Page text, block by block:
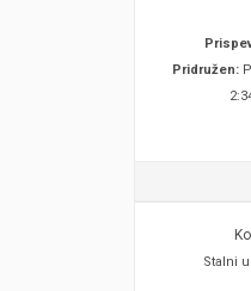
Pridružen:
Stalni